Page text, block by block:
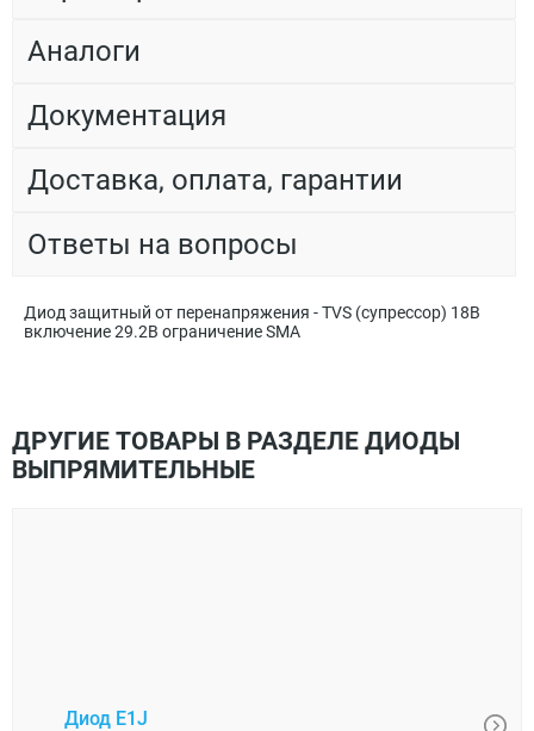
Аналоги
Документация
Доставка, оплата, гарантии
Ответы на вопросы
Диод защитный от перенапряжения - TVS (супрессор) 18В
включение 29.2В ограничение SMA
ДРУГИЕ ТОВАРЫ В РАЗДЕЛЕ ДИОДЫ
ВЫПРЯМИТЕЛЬНЫЕ
Диод E1J